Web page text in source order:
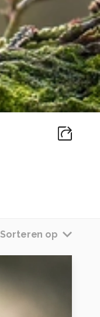
Sorteren op